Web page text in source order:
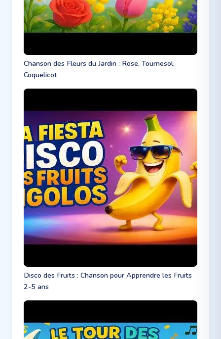
Chanson des Fleurs du Jardin : Rose, Tournesol,
Coquelicot
Disco des Fruits : Chanson pour Apprendre les Fruits
2-5 ans